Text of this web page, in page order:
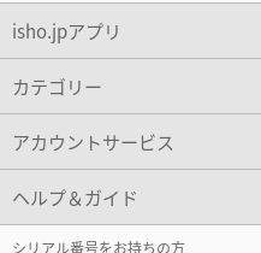
isho.jpアプリ
カテゴリー
アカウントサービス
ヘルプ＆ガイド
シリアル番号をお持ちの方